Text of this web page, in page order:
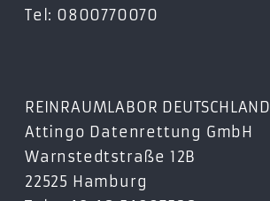
CP30064
Tel: 0800770070
REINRAUMLABOR DEUTSCHLAND
Attingo Datenrettung GmbH
Warnstedtstraße 12B
22525 Hamburg